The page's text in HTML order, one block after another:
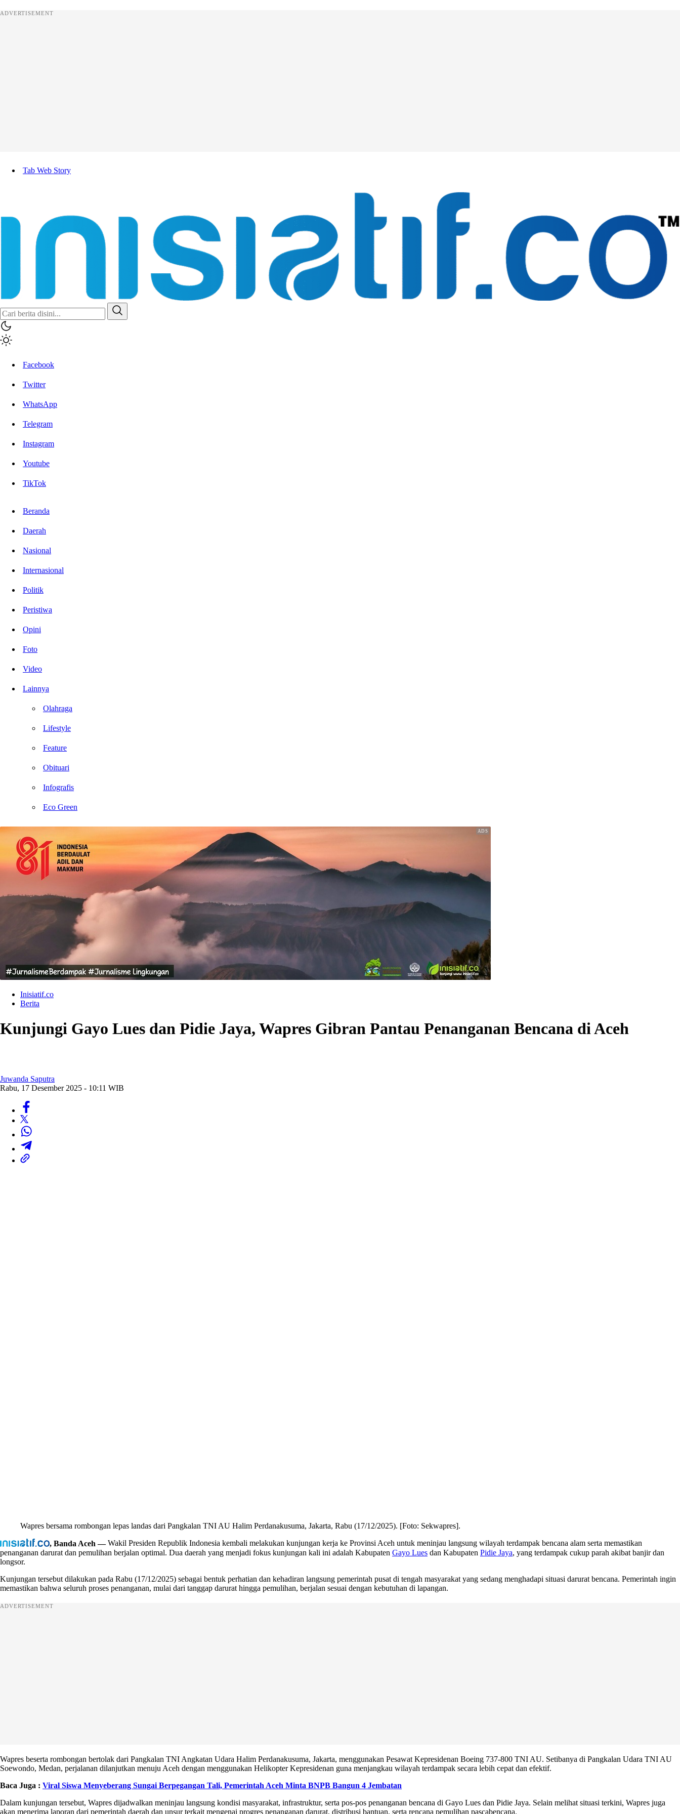
ADVERTISEMENT
Tab Web Story
Facebook
Twitter
WhatsApp
Telegram
Instagram
Youtube
TikTok
Beranda
Daerah
Nasional
Internasional
Politik
Peristiwa
Opini
Foto
Video
Lainnya
Olahraga
Lifestyle
Feature
Obituari
Infografis
Eco Green
Inisiatif.co
Berita
Kunjungi Gayo Lues dan Pidie Jaya, Wapres Gibran Pantau Penanganan Bencana di Aceh
Juwanda Saputra
Rabu, 17 Desember 2025 - 10:11 WIB
Wapres bersama rombongan lepas landas dari Pangkalan TNI AU Halim Perdanakusuma, Jakarta, Rabu (17/12/2025). [Foto: Sekwapres].
, Banda Aceh —Wakil Presiden Republik Indonesia kembali melakukan kunjungan kerja ke Provinsi Aceh untuk meninjau langsung wilayah terdampak bencana alam serta memastikan
penanganan darurat dan pemulihan berjalan optimal. Dua daerah yang menjadi fokus kunjungan kali ini adalah Kabupaten Gayo Lues dan Kabupaten Pidie Jaya, yang terdampak cukup parah akibat banjir dan
longsor.
Kunjungan tersebut dilakukan pada Rabu (17/12/2025) sebagai bentuk perhatian dan kehadiran langsung pemerintah pusat di tengah masyarakat yang sedang menghadapi situasi darurat bencana. Pemerintah ingin
memastikan bahwa seluruh proses penanganan, mulai dari tanggap darurat hingga pemulihan, berjalan sesuai dengan kebutuhan di lapangan.
ADVERTISEMENT
Wapres beserta rombongan bertolak dari Pangkalan TNI Angkatan Udara Halim Perdanakusuma, Jakarta, menggunakan Pesawat Kepresidenan Boeing 737-800 TNI AU. Setibanya di Pangkalan Udara TNI AU
Soewondo, Medan, perjalanan dilanjutkan menuju Aceh dengan menggunakan Helikopter Kepresidenan guna menjangkau wilayah terdampak secara lebih cepat dan efektif.
Baca Juga : Viral Siswa Menyeberang Sungai Berpegangan Tali, Pemerintah Aceh Minta BNPB Bangun 4 Jembatan
Dalam kunjungan tersebut, Wapres dijadwalkan meninjau langsung kondisi masyarakat, infrastruktur, serta pos-pos penanganan bencana di Gayo Lues dan Pidie Jaya. Selain melihat situasi terkini, Wapres juga
akan menerima laporan dari pemerintah daerah dan unsur terkait mengenai progres penanganan darurat, distribusi bantuan, serta rencana pemulihan pascabencana.